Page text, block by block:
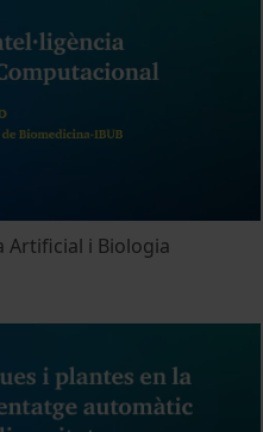
Artificial i Biologia